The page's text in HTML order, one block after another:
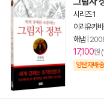
시리즈 1
이리유카
해냄
17,100원
양탄자배송